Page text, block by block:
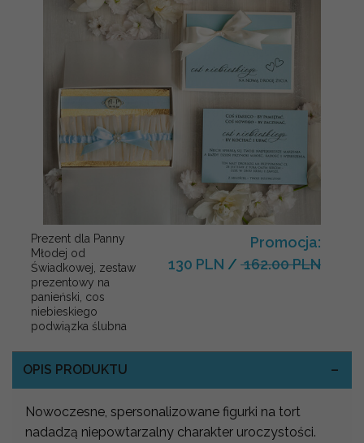
Prezent dla Panny
Młodej od
Świadkowej, zestaw
prezentowy na
panieński, cos
niebieskiego
podwiązka ślubna
Promocja:
130 PLN / 162.00 PLN
OPIS PRODUKTU
Nowoczesne, spersonalizowane figurki na tort
nadadzą niepowtarzalny charakter uroczystości.